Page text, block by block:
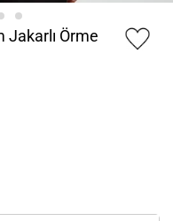
Jakarlı Örme